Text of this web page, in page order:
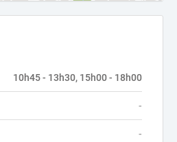
10h45 - 13h30, 15h00 - 18h00
-
-